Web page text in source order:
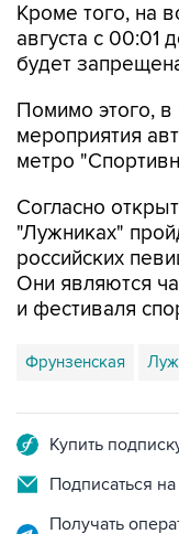
Кроме того, на
августа с 00:01
будет
Помимо этого,
мероприятия
метро
Согласно
"Лужниках"
российских
Они являются
и фестиваля
Фрунзенская
Купить
Подписаться
Получать